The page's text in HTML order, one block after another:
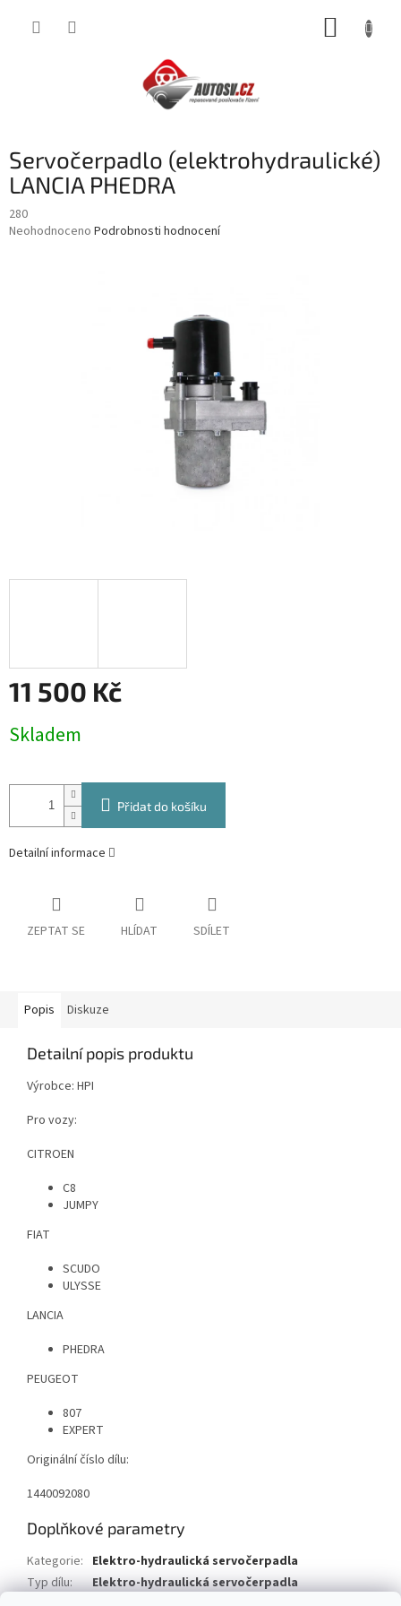
Servočerpadlo (elektrohydraulické)
LANCIA PHEDRA
280
Průměrné
Neohodnoceno Podrobnosti hodnocení
11 500 Kč
cena:
Skladem
Přidat do košíku
Detailní informace
ZEPTAT SE HLÍDAT SDÍLET
Popis Diskuze
Detailní popis produktu
Výrobce: HPI
Pro vozy:
CITROEN
C8
JUMPY
FIAT
SCUDO
ULYSSE
LANCIA
PHEDRA
PEUGEOT
807
EXPERT
Originální číslo dílu:
1440092080
Doplňkové parametry
Kategorie: Elektro-hydraulická servočerpadla
Typ dílu:
Elektro-hydraulická servočerpadla